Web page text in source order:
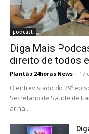
podcast
Diga Mais
direito de todos
Plantão 24horas News - 17
O entrevistado do 29º
Secretário de Saúde de
ar na...